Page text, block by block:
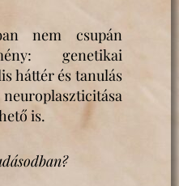
nem csupán
genetikai
háttér és tanulás
is.